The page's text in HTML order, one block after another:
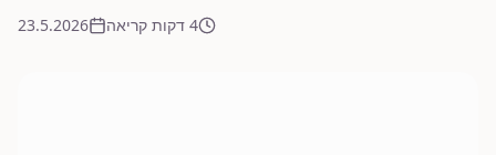
4 דקות קריאה 23.5.2026